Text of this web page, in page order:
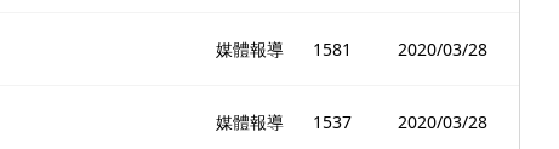
媒體報導 1581 2020/03/28
媒體報導 1537 2020/03/28